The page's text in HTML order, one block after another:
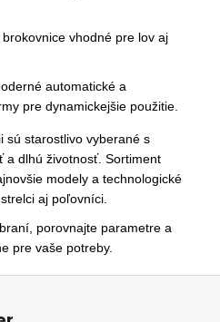
y
v
p
i
u
vhodné pre lov aj
automatické a
pre dynamickejšie použitie.
sú starostlivo vyberané s
a dlhú životnosť. Sortiment
modely a technologické
aj poľovníci.
porovnajte parametre a
pre vaše potreby.